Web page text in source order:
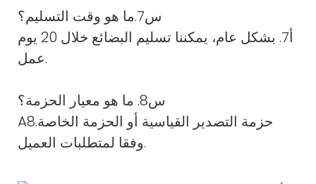
س7.ما هو وقت التسليم؟
أ7. بشكل عام، يمكننا تسليم البضائع خلال 20 يوم
عمل.
س8. ما هو معيار الحزمة؟
A8.حزمة التصدير القياسية أو الحزمة الخاصة
وفقا لمتطلبات العميل.